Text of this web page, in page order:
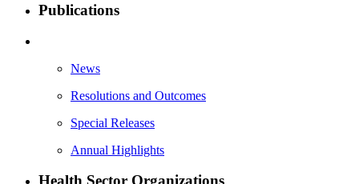
Publications
News
Resolutions and Outcomes
Special Releases
Annual Highlights
Health Sector Organizations